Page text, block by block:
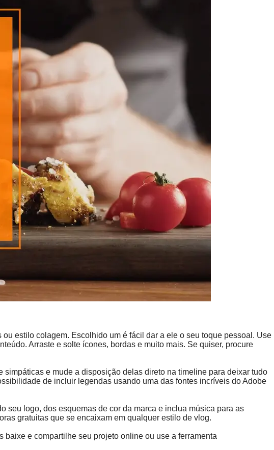
estilo colagem. Escolhido um é fácil dar a ele o seu toque pessoal. Use
Arraste e solte ícones, bordas e muito mais. Se quiser, procure
e mude a disposição delas direto na timeline para deixar tudo
de incluir legendas usando uma das fontes incríveis do Adobe
seu logo, dos esquemas de cor da marca e inclua música para as
gratuitas que se encaixam em qualquer estilo de vlog.
e compartilhe seu projeto online ou use a ferramenta